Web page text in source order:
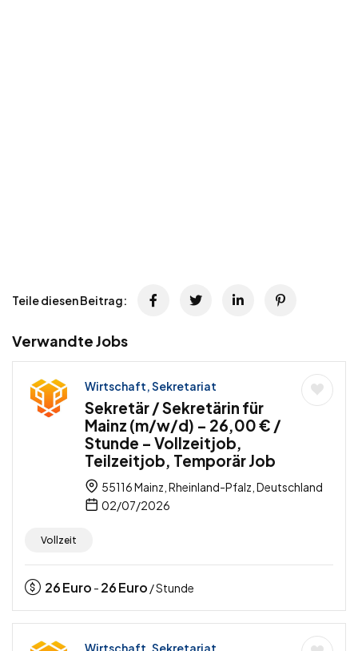
Teile diesen Beitrag:
Verwandte Jobs
Wirtschaft, Sekretariat
Sekretär / Sekretärin für
Mainz (m/w/d) – 26,00 € /
Stunde – Vollzeitjob,
Teilzeitjob, Temporär Job
55116 Mainz, Rheinland-Pfalz, Deutschland
02/07/2026
Vollzeit
26Euro - 26Euro / Stunde
Wirtschaft, Sekretariat